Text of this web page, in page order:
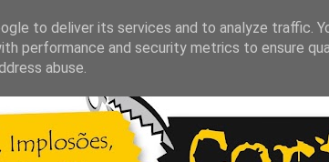
to deliver its services and to analyze traffic.
performance and security metrics to ensure
abuse.